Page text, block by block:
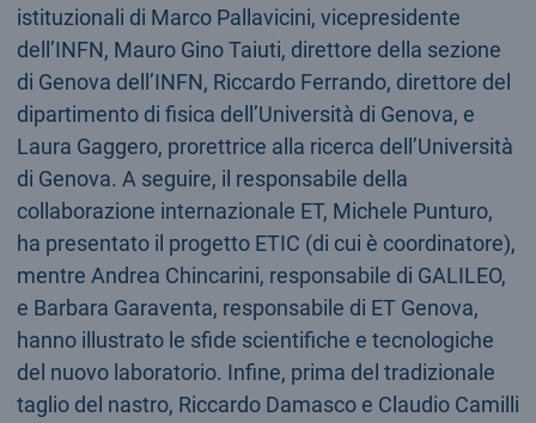
istituzionali di Marco Pallavicini, vicepresidente
dell’INFN, Mauro Gino Taiuti, direttore della sezione
di Genova dell’INFN, Riccardo Ferrando, direttore del
dipartimento di fisica dell’Università di Genova, e
Laura Gaggero, prorettrice alla ricerca dell’Università
di Genova. A seguire, il responsabile della
collaborazione internazionale ET, Michele Punturo,
ha presentato il progetto ETIC (di cui è coordinatore),
mentre Andrea Chincarini, responsabile di GALILEO,
e Barbara Garaventa, responsabile di ET Genova,
hanno illustrato le sfide scientifiche e tecnologiche
del nuovo laboratorio. Infine, prima del tradizionale
taglio del nastro, Riccardo Damasco e Claudio Camilli